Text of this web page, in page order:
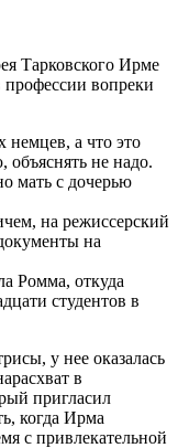
Тарковского Ирме
профессии вопреки
немцев, а что это
объяснять не надо.
мать с дочерью
на режиссерский
на
Ромма, откуда
студентов в
у нее оказалась
в
пригласил
когда Ирма
с привлекательной